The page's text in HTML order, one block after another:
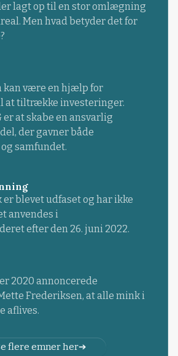
lagt op til en stor omlægning
Men hvad betyder det for
kan være en hjælp for
at tiltrække investeringer.
er at skabe en ansvarlig
der gavner både
samfundet.
blevet udfaset og har ikke
anvendes i
efter den 26. juni 2022.
2020 annoncerede
Frederiksen, at alle mink i
aflives.
flere emner her